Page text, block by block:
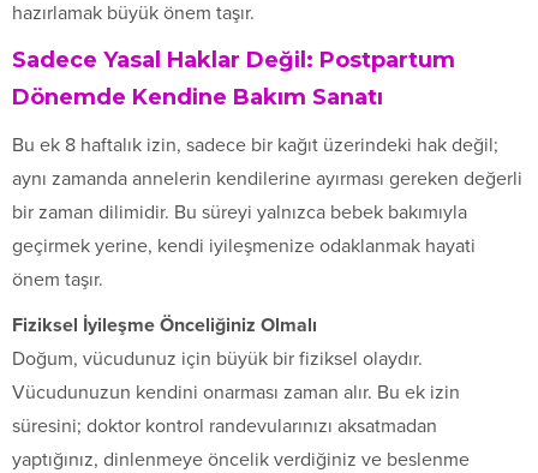
hazırlamak büyük önem taşır.
Sadece Yasal Haklar Değil: Postpartum
Dönemde Kendine Bakım Sanatı
Bu ek 8 haftalık izin, sadece bir kağıt üzerindeki hak değil;
aynı zamanda annelerin kendilerine ayırması gereken değerli
bir zaman dilimidir. Bu süreyi yalnızca bebek bakımıyla
geçirmek yerine, kendi iyileşmenize odaklanmak hayati
önem taşır.
Fiziksel İyileşme Önceliğiniz Olmalı
Doğum, vücudunuz için büyük bir fiziksel olaydır.
Vücudunuzun kendini onarması zaman alır. Bu ek izin
süresini; doktor kontrol randevularınızı aksatmadan
yaptığınız, dinlenmeye öncelik verdiğiniz ve beslenme